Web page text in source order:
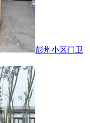
彭州小区门卫